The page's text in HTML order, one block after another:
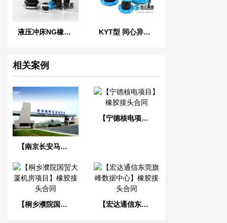
液压冲床NG橡胶软连接 KYT型 同心异径橡胶接头
相关案例
【南京长安马自达工厂】橡胶接头合同
【宁德核电项目】橡胶接头合同
【桐乡濮院国贸大厦机房项目】橡胶接头合同 【宏达通信东莞旗峰数据中心】橡胶接头合同